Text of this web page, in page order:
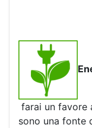
farai un favore
sono una fonte